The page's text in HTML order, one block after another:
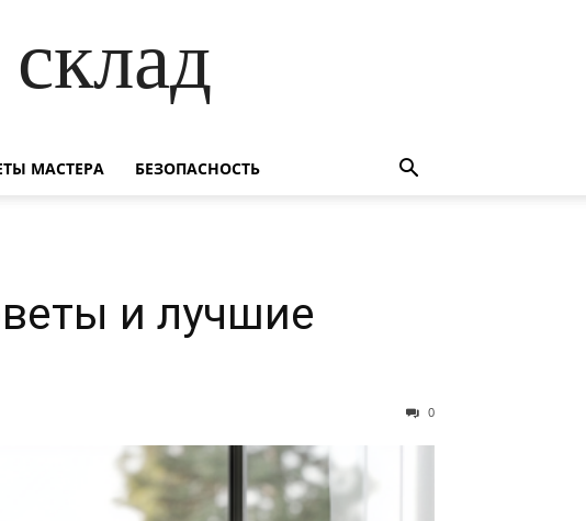
МАСТЕРА БЕЗОПАСНОСТЬ
и лучшие
0